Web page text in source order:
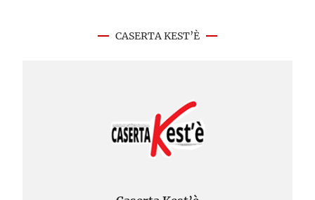
CASERTA KEST’È